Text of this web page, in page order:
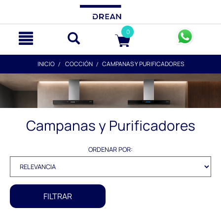
0
INICIO COCCIÓN CAMPANAS Y PURIFICADORES
Campanas y Purificadores
ORDENAR POR:
FILTRAR